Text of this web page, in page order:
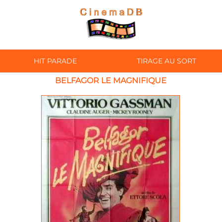
HIT PARADE TIRAGE AU SORT
BELFAGOR LE MAGNIFIQUE